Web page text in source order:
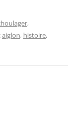
,
aiglon, histoire,